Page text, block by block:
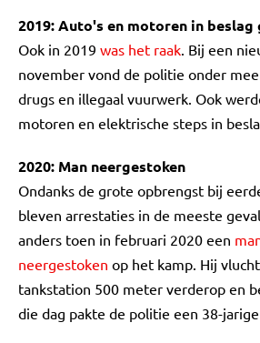
2019: Auto's en motoren in beslag
Ook in 2019 was het raak. Bij een
november vond de politie onder
drugs en illegaal vuurwerk. Ook
motoren en elektrische steps in
2020: Man neergestoken
Ondanks de grote opbrengst bij
bleven arrestaties in de meeste
anders toen in februari 2020 een
neergestoken op het kamp. Hij
tankstation 500 meter verderop en
die dag pakte de politie een 38-